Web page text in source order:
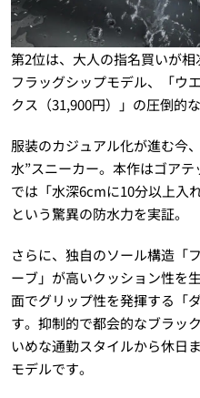
第2位は、大人の指名買いが
フラッグシップモデル、「ウ
クス（31,900円）」の圧倒的
服装のカジュアル化が進む今
水”スニーカー。本作はゴア
では「水深6cmに10分以上入
という驚異の防水力を実証。
さらに、独自のソール構造「
ーブ」が高いクッション性を
面でグリップ性を発揮する「
す。抑制的で都会的なブラッ
いめな通勤スタイルから休日
モデルです。